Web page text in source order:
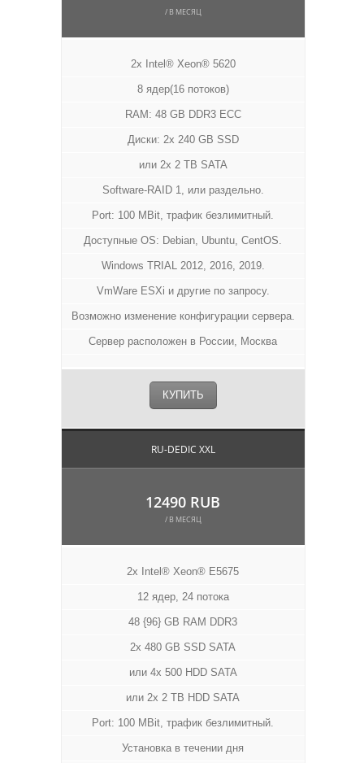
/ В МЕСЯЦ
2x Intel® Xeon® 5620
8 ядер(16 потоков)
RAM: 48 GB DDR3 ECC
Диски: 2x 240 GB SSD
или 2x 2 TB SATA
Software-RAID 1, или раздельно.
Port: 100 MBit, трафик безлимитный.
Доступные OS: Debian, Ubuntu, CentOS.
Windows TRIAL 2012, 2016, 2019.
VmWare ESXi и другие по запросу.
Возможно изменение конфигурации сервера.
Сервер расположен в России, Москва
КУПИТЬ
RU-DEDIC XXL
12490 RUB
/ В МЕСЯЦ
2x Intel® Xeon® E5675
12 ядер, 24 потока
48 {96} GB RAM DDR3
2x 480 GB SSD SATA
или 4x 500 HDD SATA
или 2x 2 TB HDD SATA
Port: 100 MBit, трафик безлимитный.
Установка в течении дня